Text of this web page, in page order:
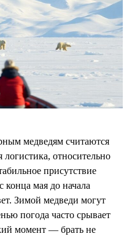
медведям считаются
относительно
присутствие
мая до начала
Зимой медведи могут
погода часто срывает
момент — брать не